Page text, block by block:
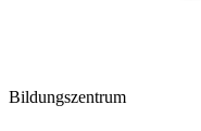
Bildungszentrum